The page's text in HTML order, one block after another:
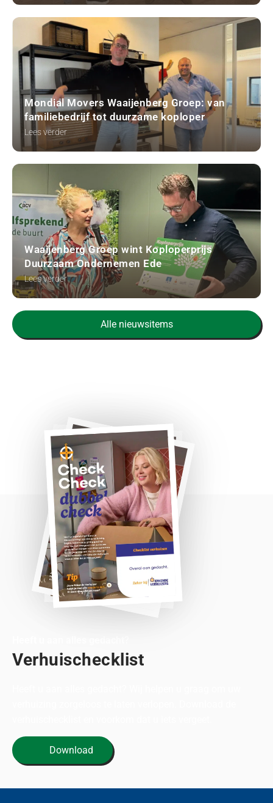
Mondial Movers Waaijenberg Groep: van
familiebedrijf tot duurzame koploper
Lees verder
Waaijenberg Groep wint Koploperprijs
Duurzaam Ondernemen Ede
Lees verder
Alle nieuwsitems
Verhuischecklist
Download